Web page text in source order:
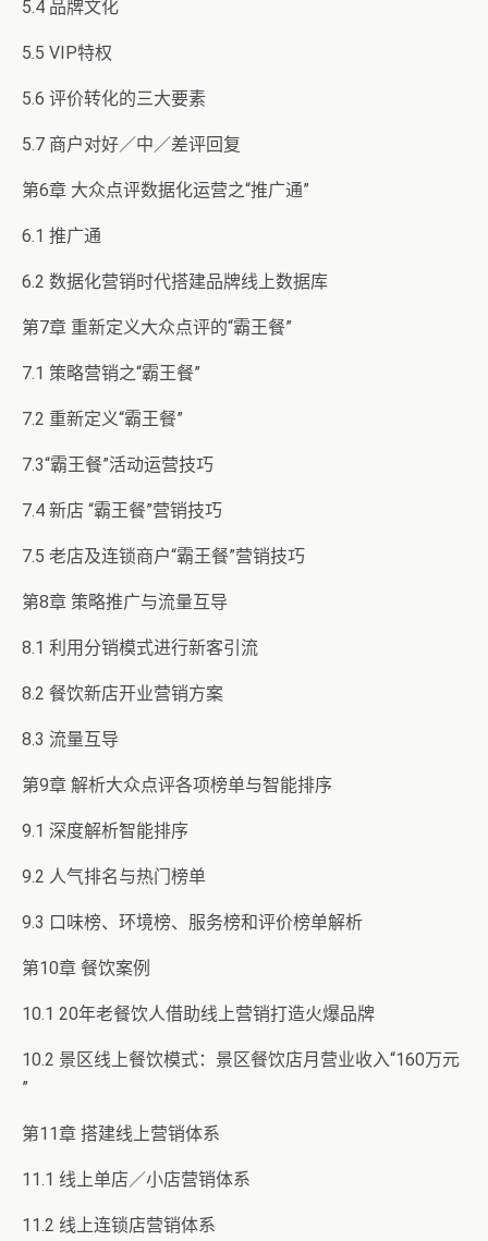
5.4 品牌文化
5.5 VIP特权
5.6 评价转化的三大要素
5.7 商户对好／中／差评回复
第6章 大众点评数据化运营之“推广通”
6.1 推广通
6.2 数据化营销时代搭建品牌线上数据库
第7章 重新定义大众点评的“霸王餐”
7.1 策略营销之“霸王餐”
7.2 重新定义“霸王餐”
7.3“霸王餐”活动运营技巧
7.4 新店 “霸王餐”营销技巧
7.5 老店及连锁商户“霸王餐”营销技巧
第8章 策略推广与流量互导
8.1 利用分销模式进行新客引流
8.2 餐饮新店开业营销方案
8.3 流量互导
第9章 解析大众点评各项榜单与智能排序
9.1 深度解析智能排序
9.2 人气排名与热门榜单
9.3 口味榜、环境榜、服务榜和评价榜单解析
第10章 餐饮案例
10.1 20年老餐饮人借助线上营销打造火爆品牌
10.2 景区线上餐饮模式：景区餐饮店月营业收入“160万元
”
第11章 搭建线上营销体系
11.1 线上单店／小店营销体系
11.2 线上连锁店营销体系